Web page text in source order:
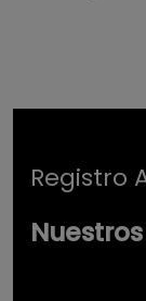
Registro